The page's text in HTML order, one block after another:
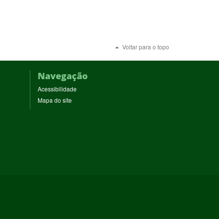
Voltar para o topo
Navegação
Acessibilidade
Mapa do site